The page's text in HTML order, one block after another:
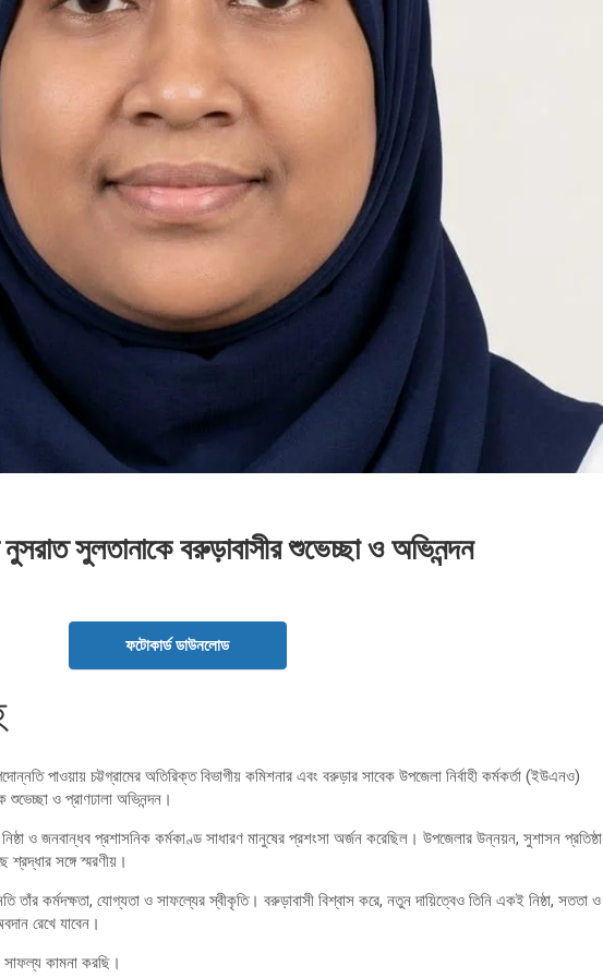
সুলতানাকে বরুড়াবাসীর শুভেচ্ছা ও অভিনন্দন
ফটোকার্ড ডাউনলোড
পাওয়ায় চট্টগ্রামের অতিরিক্ত বিভাগীয় কমিশনার এবং বরুড়ার সাবেক উপজেলা নির্বাহী কর্মকর্তা (ইউএনও)
ও প্রাণঢালা অভিনন্দন।
ও জনবান্ধব প্রশাসনিক কর্মকাণ্ড সাধারণ মানুষের প্রশংসা অর্জন করেছিল। উপজেলার উন্নয়ন, সুশাসন প্রতিষ্ঠা
সঙ্গে স্মরণীয়।
তাঁর কর্মদক্ষতা, যোগ্যতা ও সাফল্যের স্বীকৃতি। বরুড়াবাসী বিশ্বাস করে, নতুন দায়িত্বেও তিনি একই নিষ্ঠা, সততা ও
রেখে যাবেন।
সাফল্য কামনা করছি।